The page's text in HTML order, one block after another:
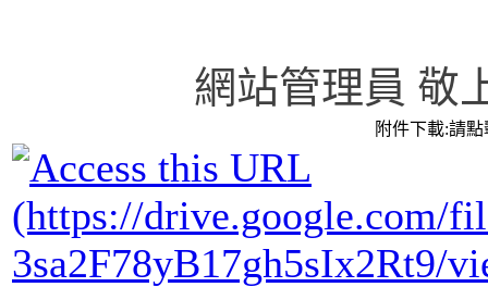
網站管理員 敬
附件下載:請